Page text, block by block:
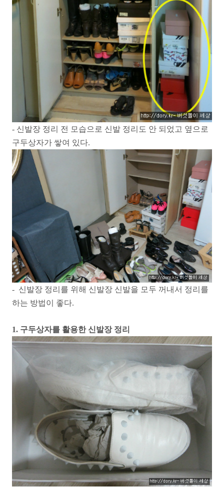
- 신발장 정리 전 모습으로 신발 정리도 안 되었고 옆으로
구두상자가 쌓여 있다.
- 신발장 정리를 위해 신발장 신발을 모두 꺼내서 정리를
하는 방법이 좋다.
1. 구두상자를 활용한 신발장 정리